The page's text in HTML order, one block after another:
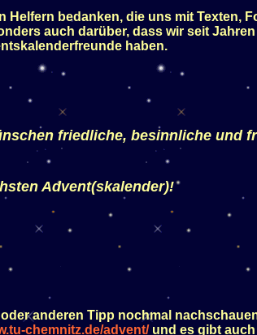
bedanken, die uns mit Texten,
auch darüber, dass wir seit
haben.
friedliche, besinnliche und
Advent(skalender)!
anderen Tipp nochmal
chemnitz.de/advent/und es gibt auch